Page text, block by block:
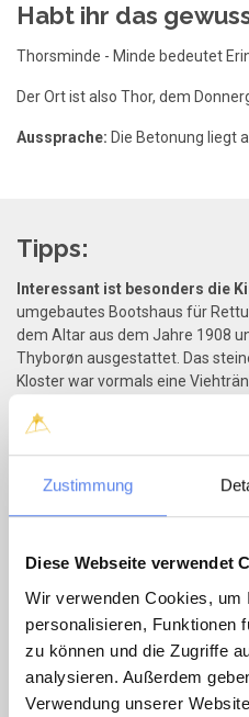
Zustimmung
Diese Webseite verwendet
Wir verwenden Cookies, um
personalisieren, Funktionen
zu können und die Zugriffe
analysieren. Außerdem
Verwendung unserer
Habt ihr das
Thorsminde - Minde bedeutet
Der Ort ist also Thor, dem
Aussprache: Die Betonung liegt
Tipps:
Interessant ist besonders die
umgebautes Bootshaus für
dem Altar aus dem Jahre 1908
Thyborøn ausgestattet. Das
Kloster war vormals eine
Einen richtig großen Spielplatz
hinter der Schleuse nach rechts
riesiges Hüpfkissen und viele
Gut für 2- und 4-Beiner!In
wohl. Am Kiosk - dort, wo es die
schöne, windgeschützte
weiten Stränden nach Norden